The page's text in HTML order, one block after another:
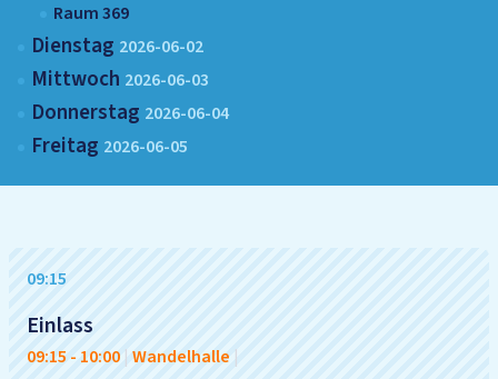
Raum 369
Dienstag 2026-06-02
Mittwoch 2026-06-03
Donnerstag 2026-06-04
Freitag 2026-06-05
09:15
Einlass
09:15 - 10:00 | Wandelhalle |